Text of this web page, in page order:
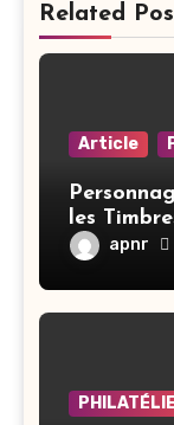
Related
Article
les
apnr